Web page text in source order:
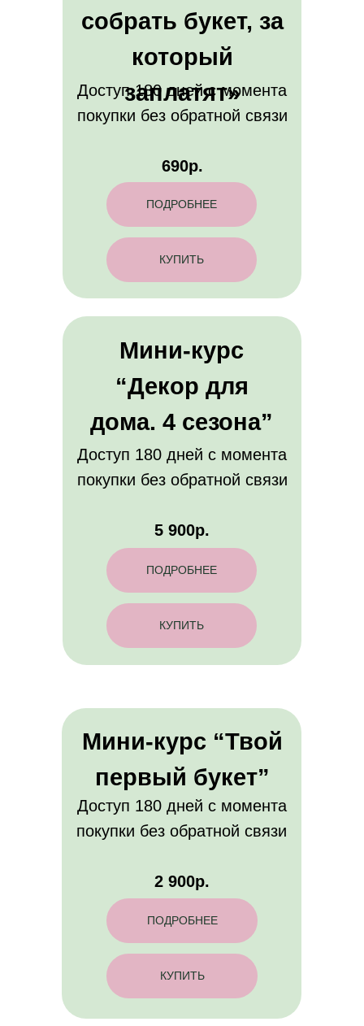
ПОДРОБНЕЕ
КУПИТЬ
Доступ 180 дней с момента
покупки без обратной связи
690р.
собрать букет, за
который
заплатят»
Мини-курс
“Декор для
дома. 4 сезона”
Доступ 180 дней с момента
покупки без обратной связи
5 900р.
ПОДРОБНЕЕ
КУПИТЬ
ПОДРОБНЕЕ
КУПИТЬ
Доступ 180 дней с момента
покупки без обратной связи
2 900р.
Мини-курс “Твой
первый букет”